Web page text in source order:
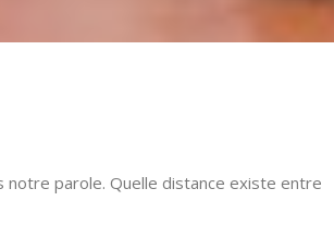
notre parole. Quelle distance existe entre